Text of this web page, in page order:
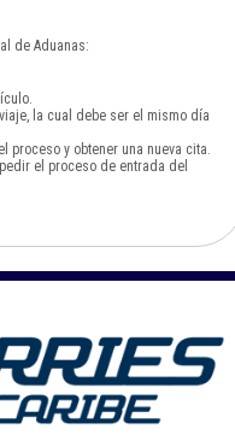
de Aduanas:
la cual debe ser el mismo día
proceso y obtener una nueva cita.
el proceso de entrada del